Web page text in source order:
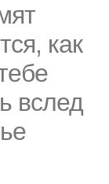
как
вслед